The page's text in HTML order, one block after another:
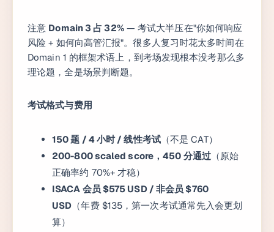
注意 Domain 3 占 32%— 考试大半压在"你如何响应
风险 + 如何向高管汇报"。很多人复习时花太多时间在
Domain 1 的框架术语上，到考场发现根本没考那么多
理论题，全是场景判断题。
考试格式与费用
150 题 / 4 小时 / 线性考试（不是 CAT）
200-800 scaled score，450 分通过（原始
正确率约 70%+ 才稳）
ISACA 会员 $575 USD / 非会员 $760
USD （年费 $135，第一次考试通常先入会更划
算）